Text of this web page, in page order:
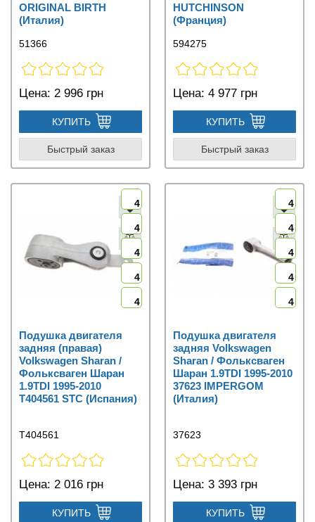
ORIGINAL BIRTH
(Италия)
51366
Цена: 2 996 грн
КУПИТЬ
Быстрый заказ
HUTCHINSON
(Франция)
594275
Цена: 4 977 грн
КУПИТЬ
Быстрый заказ
4
4
4
4
4
Подушка двигателя
задняя (правая)
Volkswagen Sharan /
Фольксваген Шаран
1.9TDI 1995-2010
T404561 STC (Испания)
T404561
Цена: 2 016 грн
КУПИТЬ
4
4
4
4
4
Подушка двигателя
задняя Volkswagen
Sharan / Фольксваген
Шаран 1.9TDI 1995-2010
37623 IMPERGOM
(Италия)
37623
Цена: 3 393 грн
КУПИТЬ